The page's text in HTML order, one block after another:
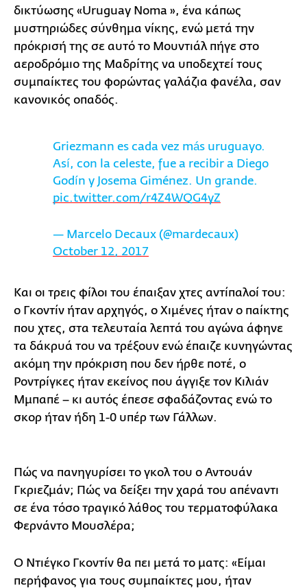
δικτύωσης «Uruguay Noma », ένα κάπως
μυστηριώδες σύνθημα νίκης, ενώ μετά την
πρόκρισή της σε αυτό το Μουντιάλ πήγε στο
αεροδρόμιο της Μαδρίτης να υποδεχτεί τους
συμπαίκτες του φορώντας γαλάζια φανέλα, σαν
κανονικός οπαδός.
Griezmann es cada vez más uruguayo.
Así, con la celeste, fue a recibir a Diego
Godín y Josema Giménez. Un grande.
pic.twitter.com/r4Z4WQG4yZ
— Marcelo Decaux (@mardecaux)
October 12, 2017
Και οι τρεις φίλοι του έπαιξαν χτες αντίπαλοί του:
ο Γκοντίν ήταν αρχηγός, ο Χιμένες ήταν ο παίκτης
που χτες, στα τελευταία λεπτά του αγώνα άφηνε
τα δάκρυά του να τρέξουν ενώ έπαιζε κυνηγώντας
ακόμη την πρόκριση που δεν ήρθε ποτέ, ο
Ροντρίγκες ήταν εκείνος που άγγιξε τον Κιλιάν
Μμπαπέ – κι αυτός έπεσε σφαδάζοντας ενώ το
σκορ ήταν ήδη 1-0 υπέρ των Γάλλων.
Πώς να πανηγυρίσει το γκολ του ο Αντουάν
Γκριεζμάν; Πώς να δείξει την χαρά του απέναντι
σε ένα τόσο τραγικό λάθος του τερματοφύλακα
Φερνάντο Μουσλέρα;
Ο Ντιέγκο Γκοντίν θα πει μετά το ματς: «Είμαι
περήφανος για τους συμπαίκτες μου, ήταν